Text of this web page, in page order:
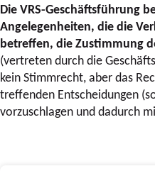
Die VRS-Geschäftsführung
Angelegenheiten, die die
betreffen, die Zustimmung
(vertreten durch die
kein Stimmrecht, aber das
treffenden Entscheidungen
vorzuschlagen und dadurch